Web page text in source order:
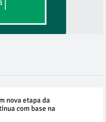
nova etapa da
com base na